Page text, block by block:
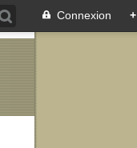
Connexion +